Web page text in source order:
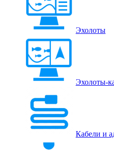
Эхолоты
Эхолоты-
Кабели и